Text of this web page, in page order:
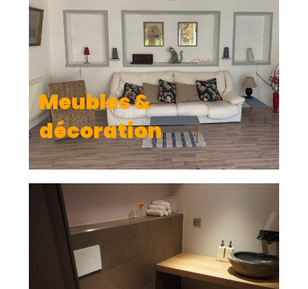
Meubles &
décoration
Meubles et
accessoires de salle
de bain